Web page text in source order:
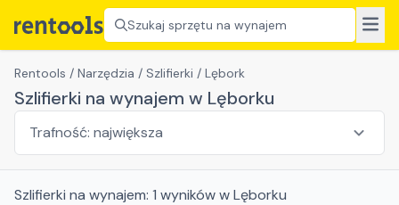
Szukaj sprzętu na wynajem
Rentools / Narzędzia / Szlifierki / Lębork
Szlifierki na wynajem w Lęborku
Szlifierki na wynajem: 1 wynikóww Lęborku